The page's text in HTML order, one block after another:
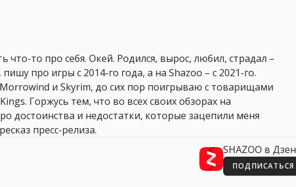
что-то про себя. Окей. Родился, вырос, любил, страдал –
про игры с 2014-го года, а на Shazoo – с 2021-го.
и Skyrim, до сих пор поигрываю с товарищами
Горжусь тем, что во всех своих обзорах на
достоинства и недостатки, которые зацепили меня
пресс-релиза.
SHAZOO в Дзен
ПОДПИСАТЬСЯ